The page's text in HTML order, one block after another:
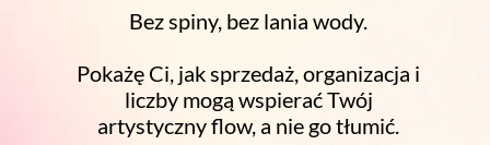
Bez spiny, bez lania wody.
Pokażę Ci, jak sprzedaż, organizacja i
liczby mogą wspierać Twój
artystyczny flow, a nie go tłumić.